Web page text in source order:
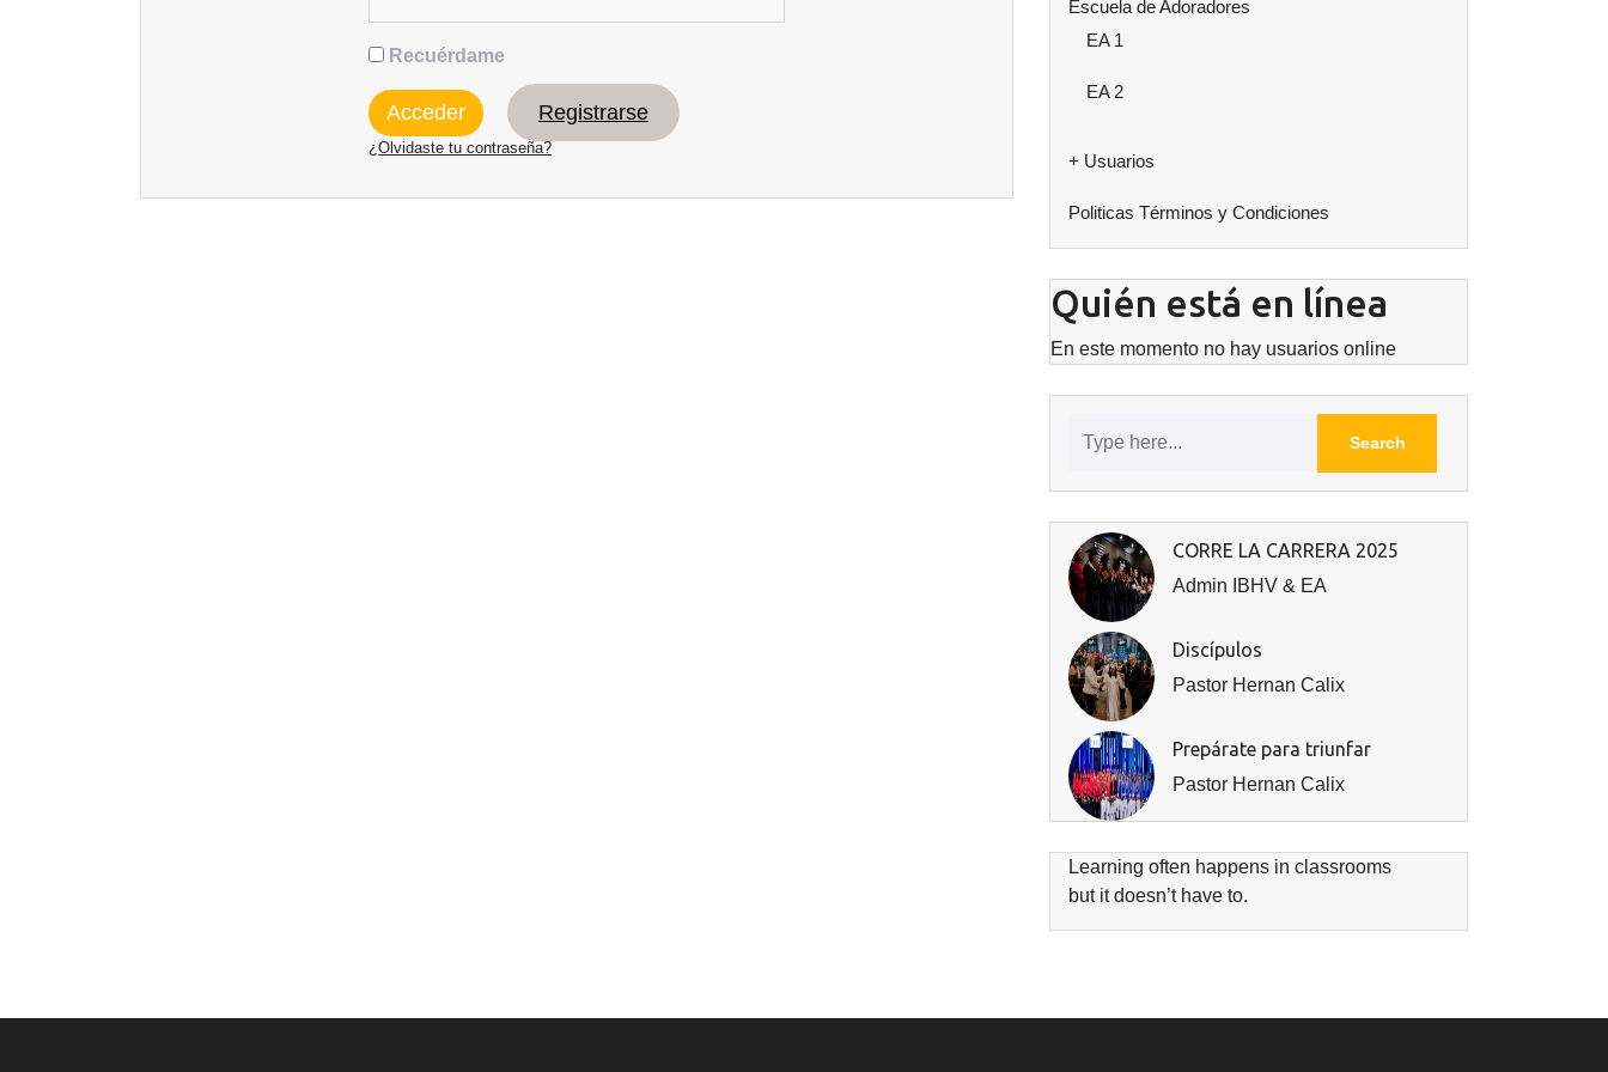
Recuérdame
Registrarse
¿Olvidaste tu contraseña?
Escuela de Adoradores
EA 1
EA 2
+ Usuarios
Politicas Términos y Condiciones
Quién está en línea
En este momento no hay usuarios online
CORRE LA CARRERA 2025
Admin IBHV & EA
Discípulos
Pastor Hernan Calix
Prepárate para triunfar
Pastor Hernan Calix
Learning often happens in classrooms
but it doesn’t have to.